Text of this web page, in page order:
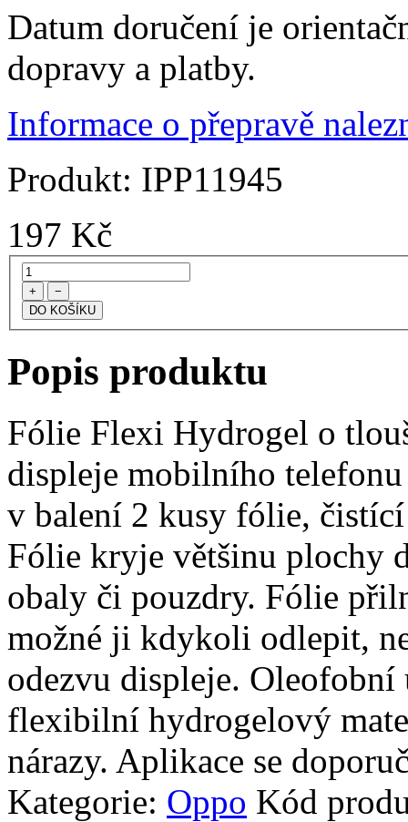
Datum doručení je
dopravy a platby.
Informace o přepravě
Produkt: IPP11945
197 Kč
+ −
Popis produktu
Fólie Flexi Hydrogel o
displeje mobilního
v balení 2 kusy fólie,
Fólie kryje většinu plochy
obaly či pouzdry. Fólie
možné ji kdykoli odlepit,
odezvu displeje.
flexibilní hydrogelový
nárazy. Aplikace se
Kategorie: Oppo Kód